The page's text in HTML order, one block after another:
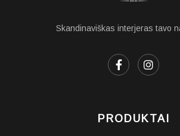
Skandinaviškas interjeras tavo
PRODUKTAI